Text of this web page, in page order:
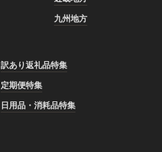
九州地方
訳あり返礼品特集
定期便特集
日用品・消耗品特集